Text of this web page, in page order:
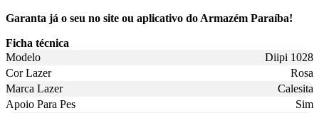
Garanta já o seu no site ou aplicativo do Armazém Paraíba!
Ficha técnica
Modelo
Diipi 1028
Cor Lazer
Rosa
Marca Lazer
Calesita
Apoio Para Pes
Sim